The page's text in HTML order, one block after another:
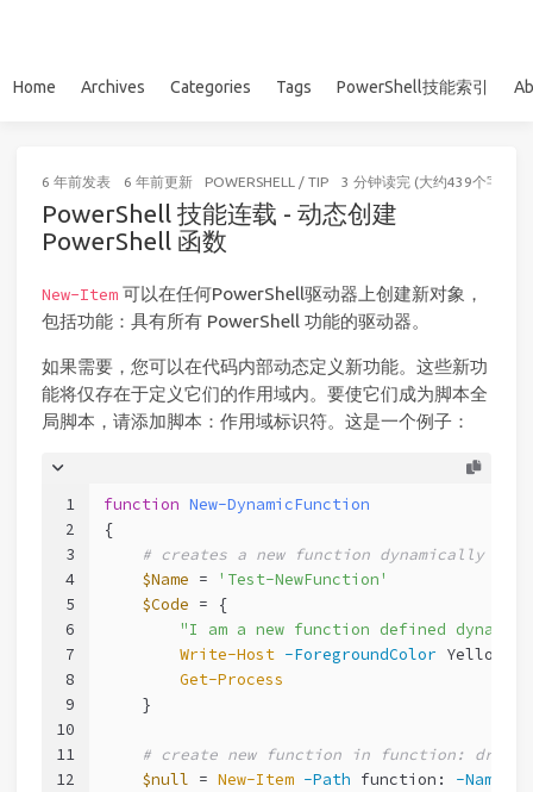
Home Archives Categories Tags PowerShell技能索引
6 年前发表 6 年前更新 POWERSHELL / TIP 3 分钟读完 (大约439个字)
PowerShell 技能连载 - 动态创建
PowerShell 函数
New-Item 可以在任何PowerShell驱动器上创建新对象，
包括功能：具有所有 PowerShell 功能的驱动器。
如果需要，您可以在代码内部动态定义新功能。这些新功
能将仅存在于定义它们的作用域内。要使它们成为脚本全
局脚本，请添加脚本：作用域标识符。这是一个例子：
1
2
3
4
5
6
7
8
9
10
11
12
function New-DynamicFunction
{
# creates a new function dynamically
$Name =
'Test-NewFunction'
$Code = {
"I am a new function defined
Write-Host -ForegroundColor Yellow
Get-Process
    }
# create new function in function:
$null = New-Item -Path function: -Name